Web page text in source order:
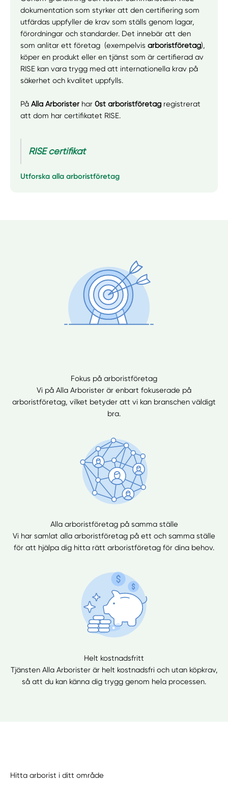
dokumentation som styrker att den certifiering som
utfärdas uppfyller de krav som ställs genom lagar,
förordningar och standarder. Det innebär att den
som anlitar ett företag (exempelvisarboristföretag),
köper en produkt eller en tjänst som är certifierad av
RISE kan vara trygg med att internationella krav på
säkerhet och kvalitet uppfylls.
PåAlla Arborister har0st arboristföretag registrerat
att dom har certifikatet RISE.
RISE certifikat
Utforska alla arboristföretag
Fokus på arboristföretag
Vi på Alla Arborister är enbart fokuserade på
arboristföretag, vilket betyder att vi kan branschen väldigt
bra.
Alla arboristföretag på samma ställe
Vi har samlat alla arboristföretag på ett och samma ställe
för att hjälpa dig hitta rätt arboristföretag för dina behov.
Helt kostnadsfritt
Tjänsten Alla Arborister är helt kostnadsfri och utan köpkrav,
så att du kan känna dig trygg genom hela processen.
Hitta arborist i ditt område